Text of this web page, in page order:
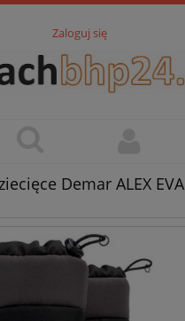
Zaloguj się
Demar ALEX EVA